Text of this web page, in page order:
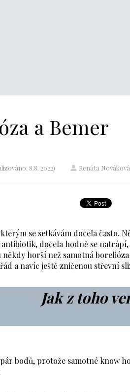
a Bemer
8.8. 2022) Renáta Nováková
kterým se setkávám docela často.
antibiotik, docela hodně se
horší než samotná
a navíc ještě zničenou střevní
Jak z toho
bodů, protože samotné know